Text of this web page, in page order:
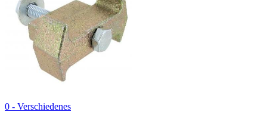
0 - Verschiedenes